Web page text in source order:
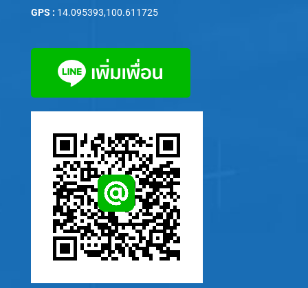
GPS : 14.095393,100.611725